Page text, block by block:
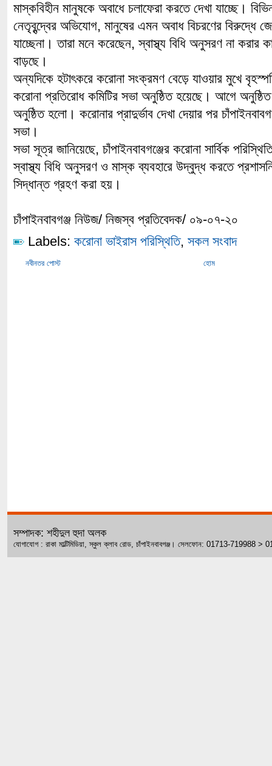
মাস্কবিহীন মানুষকে অবাধে চলাফেরা করতে দেখা যাচ্ছে।
নেতৃবৃন্দ্বের অভিযোগ, মানুষের এমন অবাধ বিচরণের বিরুদ্ধে
যাচ্ছেনা। তারা মনে করেছেন, স্বাস্থ্য বিধি অনুসরণ না করার
বাড়ছে।
অন্যদিকে হটাৎকরে করোনা সংক্রমণ বেড়ে যাওয়ার মুখে
করোনা প্রতিরোধ কমিটির সভা অনুষ্ঠিত হয়েছে। আগে
অনুষ্ঠিত হলো। করোনার প্রাদুর্ভাব দেখা দেয়ার পর
সভা।
সভা সূত্র জানিয়েছে, চাঁপাইনবাবগঞ্জের করোনা সার্বিক
স্বাস্থ্য বিধি অনুসরণ ও মাস্ক ব্যবহারে উদ্বুদ্ধ করতে
সিদ্ধান্ত গ্রহণ করা হয়।
চাঁপাইনবাবগঞ্জ নিউজ/ নিজস্ব প্রতিবেদক/ ০৯-০৭-২০
Labels: করোনা ভাইরাস পরিস্থিতি, সকল সংবাদ
নবীনতর পোস্ট হোম
সম্পাদক: শহীদুল হুদা অলক
যোগাযোগ : রাকা মাল্টিমিডিয়া, স্কুল ক্লাব রোড, চাঁপাইনবাবগঞ্জ। সেলফোন: 01713-